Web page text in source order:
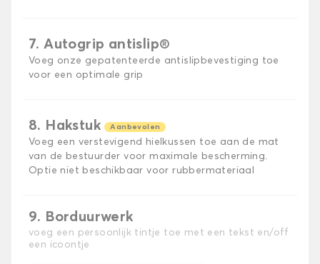
7. Autogrip antislip®
Voeg onze gepatenteerde antislipbevestiging toe
voor een optimale grip
8. Hakstuk Aanbevolen
Voeg een verstevigend hielkussen toe aan de mat
van de bestuurder voor maximale bescherming.
Optie niet beschikbaar voor rubbermateriaal
9. Borduurwerk
voeg een persoonlijk tintje toe met een tekst en/off
een icoontje